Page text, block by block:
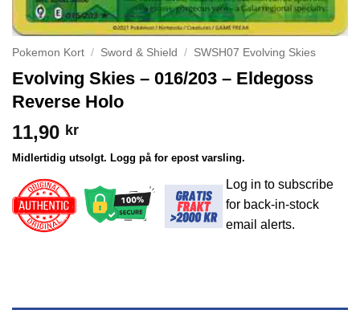
Pokemon Kort / Sword & Shield / SWSH07 Evolving Skies
Evolving Skies – 016/203 – Eldegoss
Reverse Holo
11,90 kr
Midlertidig utsolgt. Logg på for epost varsling.
Log in to subscribe
for back-in-stock
email alerts.